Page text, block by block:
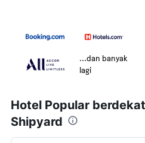
...dan banyak
lagi
Hotel Popular
Shipyard